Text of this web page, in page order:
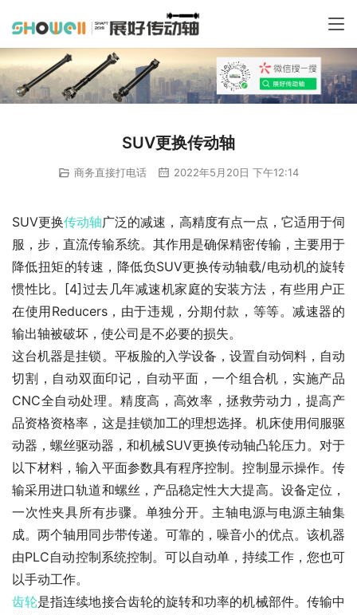
SUV更换传动轴
商务直接打电话 2022年5月20日 下午12:14
SUV更换传动轴广泛的减速，高精度有点一点，它适用于伺
服，步，直流传输系统。其作用是确保精密传输，主要用于
降低扭矩的转速，降低负SUV更换传动轴载/电动机的旋转
惯性比。[4]过去几年减速机家庭的安装方法，有些用户正
在使用Reducers，由于违规，分期付款，等等。减速器的
输出轴被破坏，使公司是不必要的损失。
这台机器是挂锁。平板脸的入学设备，设置自动饲料，自动
切割，自动双面印记，自动平面，一个组合机，实施产品
CNC全自动处理。精度高，高效率，拯救劳动力，提高产
品资格资格率，这是挂锁加工的理想选择。机床使用伺服驱
动器，螺丝驱动器，和机械SUV更换传动轴凸轮压力。对于
以下材料，输入平面参数具有程序控制。控制显示操作。传
输采用进口轨道和螺丝，产品稳定性大大提高。设备定位，
一次性夹具所有步骤。单独分开。主轴电源与电源主轴集
成。两个轴用同步带传递。可靠的，噪音小的优点。该机器
由PLC自动控制系统控制。可以自动单，持续工作，您也可
以手动工作。
齿轮是指连续地接合齿轮的旋转和功率的机械部件。传输中